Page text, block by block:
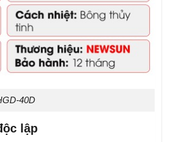
40D
lập